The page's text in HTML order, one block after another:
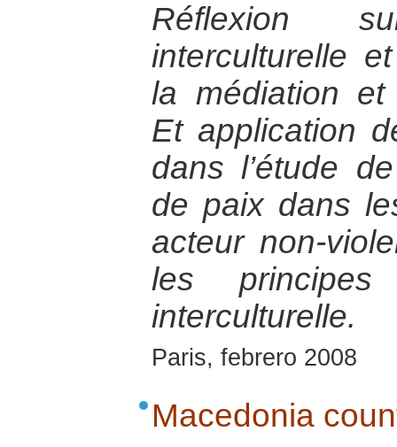
Réflexion
interculturelle
la médiation et
Et application
dans l’étude
de paix dans
acteur non-
les
interculturelle.
Paris, febrero 2008
Macedonia